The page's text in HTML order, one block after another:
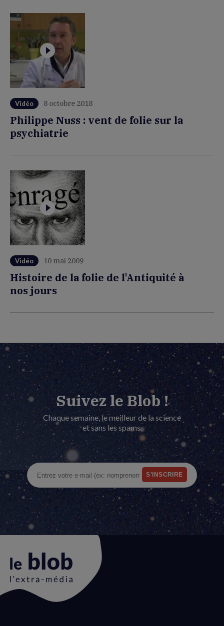
Vidéo 8 octobre 2018
Philippe Nuss : vent de folie sur la
psychiatrie
Vidéo 10 mai 2009
Histoire de la folie de l'Antiquité à
nos jours
Suivez le Blob !
Chaque semaine, le meilleur de la science
et sans les spams.